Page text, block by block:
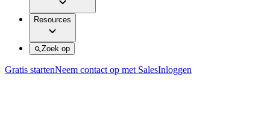
Resources
Zoek op
Gratis startenNeem contact op met SalesInloggen